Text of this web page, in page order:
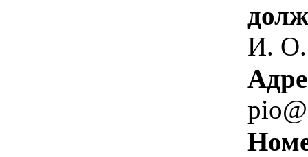
И. О.